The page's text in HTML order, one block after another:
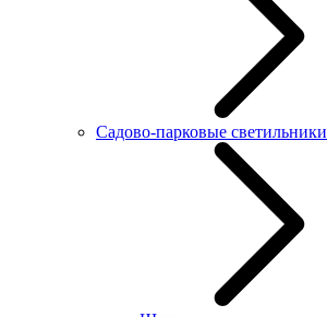
Садово-парковые светильники